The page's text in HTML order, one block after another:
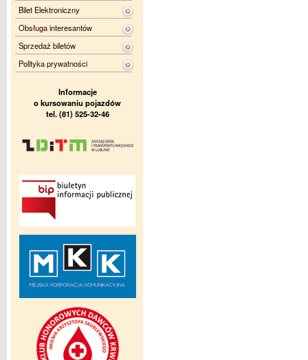
Bilet Elektroniczny
Obsługa interesantów
Sprzedaż biletów
Polityka prywatności
Informacje
o kursowaniu pojazdów
tel. (81) 525-32-46